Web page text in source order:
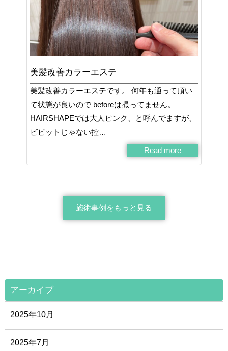
美髪改善カラーエステ
美髪改善カラーエステです。 何年も通って頂い
て状態が良いので beforeは撮ってません。
HAIRSHAPEでは大人ピンク、と呼んでますが、
ビビットじゃない控…
Read more
施術事例をもっと見る
アーカイブ
2025年10月
2025年7月